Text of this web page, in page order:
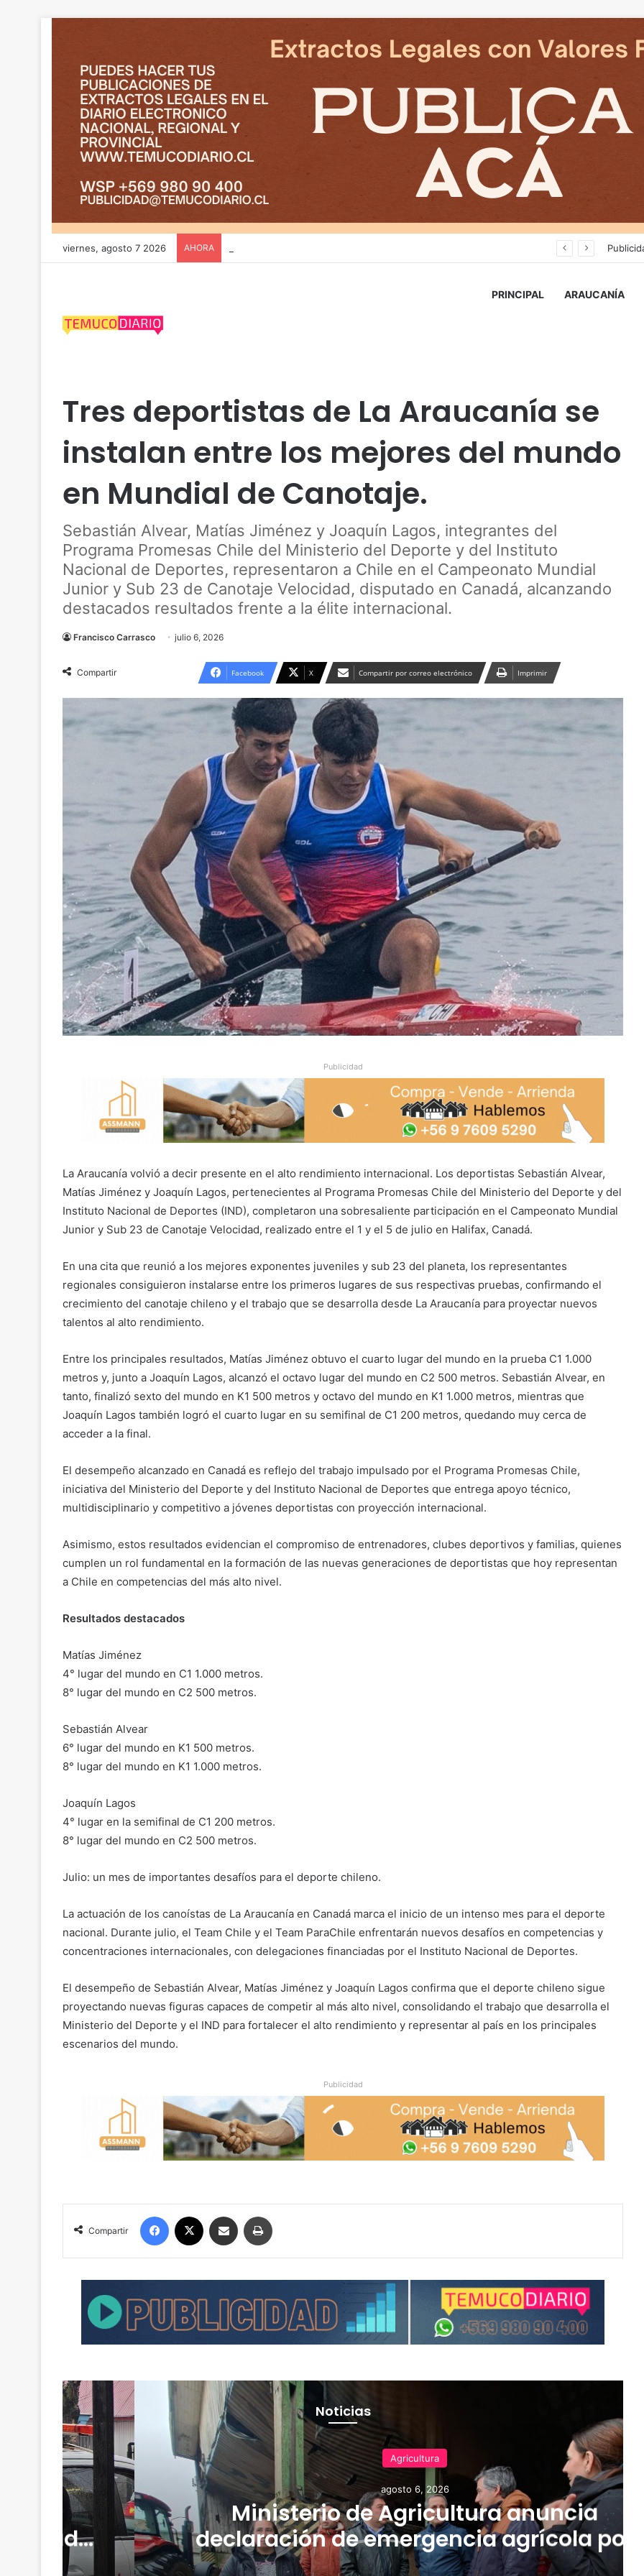
viernes, agosto 7 2026 AHORA
PRINCIPAL ARAUCANÍA
Tres deportistas de La Araucanía se
instalan entre los mejores del mundo
en Mundial de Canotaje.
Sebastián Alvear, Matías Jiménez y Joaquín Lagos, integrantes del
Programa Promesas Chile del Ministerio del Deporte y del Instituto
Nacional de Deportes, representaron a Chile en el Campeonato Mundial
Junior y Sub 23 de Canotaje Velocidad, disputado en Canadá, alcanzando
destacados resultados frente a la élite internacional.
Francisco Carrasco julio 6, 2026
Compartir Facebook X Compartir por correo electrónico Imprimir
Publicidad
La Araucanía volvió a decir presente en el alto rendimiento internacional. Los deportistas Sebastián Alvear,
Matías Jiménez y Joaquín Lagos, pertenecientes al Programa Promesas Chile del Ministerio del Deporte y del
Instituto Nacional de Deportes (IND), completaron una sobresaliente participación en el Campeonato Mundial
Junior y Sub 23 de Canotaje Velocidad, realizado entre el 1 y el 5 de julio en Halifax, Canadá.
En una cita que reunió a los mejores exponentes juveniles y sub 23 del planeta, los representantes
regionales consiguieron instalarse entre los primeros lugares de sus respectivas pruebas, confirmando el
crecimiento del canotaje chileno y el trabajo que se desarrolla desde La Araucanía para proyectar nuevos
talentos al alto rendimiento.
Entre los principales resultados, Matías Jiménez obtuvo el cuarto lugar del mundo en la prueba C1 1.000
metros y, junto a Joaquín Lagos, alcanzó el octavo lugar del mundo en C2 500 metros. Sebastián Alvear, en
tanto, finalizó sexto del mundo en K1 500 metros y octavo del mundo en K1 1.000 metros, mientras que
Joaquín Lagos también logró el cuarto lugar en su semifinal de C1 200 metros, quedando muy cerca de
acceder a la final.
El desempeño alcanzado en Canadá es reflejo del trabajo impulsado por el Programa Promesas Chile,
iniciativa del Ministerio del Deporte y del Instituto Nacional de Deportes que entrega apoyo técnico,
multidisciplinario y competitivo a jóvenes deportistas con proyección internacional.
Asimismo, estos resultados evidencian el compromiso de entrenadores, clubes deportivos y familias, quienes
cumplen un rol fundamental en la formación de las nuevas generaciones de deportistas que hoy representan
a Chile en competencias del más alto nivel.
Resultados destacados
Matías Jiménez
4° lugar del mundo en C1 1.000 metros.
8° lugar del mundo en C2 500 metros.
Sebastián Alvear
6° lugar del mundo en K1 500 metros.
8° lugar del mundo en K1 1.000 metros.
Joaquín Lagos
4° lugar en la semifinal de C1 200 metros.
8° lugar del mundo en C2 500 metros.
Julio: un mes de importantes desafíos para el deporte chileno.
La actuación de los canoístas de La Araucanía en Canadá marca el inicio de un intenso mes para el deporte
nacional. Durante julio, el Team Chile y el Team ParaChile enfrentarán nuevos desafíos en competencias y
concentraciones internacionales, con delegaciones financiadas por el Instituto Nacional de Deportes.
El desempeño de Sebastián Alvear, Matías Jiménez y Joaquín Lagos confirma que el deporte chileno sigue
proyectando nuevas figuras capaces de competir al más alto nivel, consolidando el trabajo que desarrolla el
Ministerio del Deporte y el IND para fortalecer el alto rendimiento y representar al país en los principales
escenarios del mundo.
Publicidad
Compartir
Noticias
Agricultura
agosto 6, 2026
Ministerio de Agricultura anuncia
declaración de emergencia agrícola por
sistema frontal en la Región de La